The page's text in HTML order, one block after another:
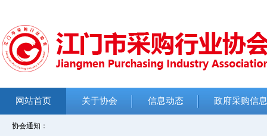
网站首页 关于协会 信息动态 政府采购信息
协会通知：